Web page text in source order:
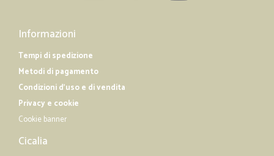
Prezzo ottimo, grande assortimento, spedizione rapidissima, imballo
accurato e costi di spedizione contenuti. Complimenti!!
Informazioni
Tempi di spedizione
Metodi di pagamento
Condizioni d'uso e di vendita
Privacy e cookie
Cookie banner
Cicalia